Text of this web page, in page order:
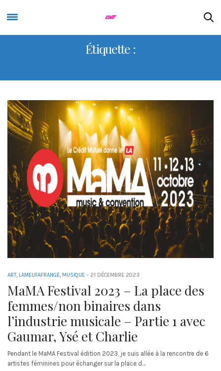
Étiquette :
ART, LAMEUFAFRANGE, MUSIQUE - 21 DÉCEMBRE 2023
MaMA Festival 2023 – La place des
femmes/non binaires dans
l’industrie musicale – Partie 1 avec
Gaumar, Ysé et Charlie
Pendant le MaMA Festival édition 2023, je suis allée à la rencontre de 6
artistes féminines pour échanger sur la place d…